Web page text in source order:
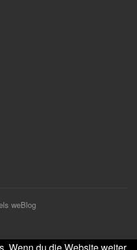
weBlog